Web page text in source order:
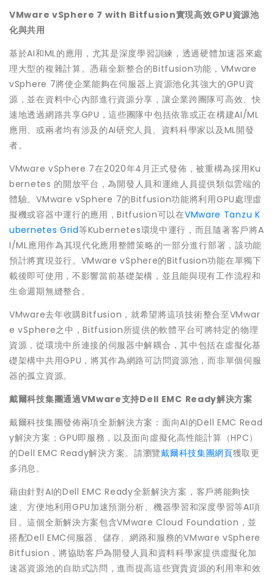
VMware vSphere 7 with Bitfusion實現高效GPU資源池
化與共用
基於AI和ML的應用，尤其是深度學習訓練，透過硬體加速器來處
理大型的複雜計算。憑藉全新整合的Bitfusion功能，VMware
vSphere 7將使企業能夠在伺服器上資源池化其強大的GPU資
源，並在資料中心內部進行資源分享，讓企業跨團隊可高效、快
速地透過網路共享GPU，這些團隊中包括依靠或正在構建AI/ML
應用、或兩者均有涉及的AI研究人員、資料科學家以及ML開發
者。
VMware vSphere 7在2020年4月正式發佈，被重構為採用Ku
bernetes 的開放平台，為開發人員和運維人員提供類似雲端的
體驗。VMware vSphere 7的Bitfusion功能將利用GPU處理虛
擬機或容器中運行的應用，Bitfusion可以在VMware Tanzu K
ubernetes Grid等Kubernetes環境中運行，而且隨著客戶將A
I/ML應用作為其現代化應用整體策略的一部分進行部署，該功能
預計將實現並行。VMware vSphere的Bitfusion功能在單獨下
載後即可使用，不影響當前基礎架構，並且能與現有工作流程和
生命週期無縫整合。
VMware去年收購Bitfusion，就希望將這項技術整合至VMwar
e vSphere之中，Bitfusion所提供的軟體平台可將特定的物理
資源，從環境中所連接的伺服器中解耦合，其中包括在虛擬化基
礎架構中共用GPU，將其作為網路可訪問資源池，而非單個伺服
器的孤立資源。
戴爾科技集團通過VMware支持Dell EMC Ready解決方案
戴爾科技集團發佈兩項全新解決方案：面向AI的Dell EMC Read
y解決方案；GPU即服務，以及面向虛擬化高性能計算（HPC）
的Dell EMC Ready解決方案。請瀏覽戴爾科技集團網頁獲取更
多消息。
藉由針對AI的Dell EMC Ready全新解決方案，客戶將能夠快
速、方便地利用GPU加速預測分析、機器學習和深度學習等AI項
目。這個全新解決方案包含VMware Cloud Foundation，並
搭配Dell EMC伺服器、儲存、網路和服務的VMware vSphere
Bitfusion，將協助客戶為開發人員和資料科學家提供虛擬化加
速器資源池的自助式訪問，進而提高這些寶貴資源的利用率和效